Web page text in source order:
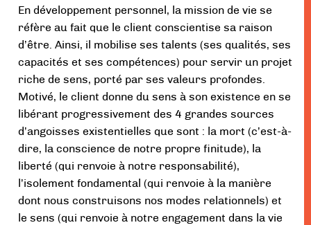
En développement personnel, la mission de vie se
réfère au fait que le client conscientise sa raison
d’être. Ainsi, il mobilise ses talents (ses qualités, ses
capacités et ses compétences) pour servir un projet
riche de sens, porté par ses valeurs profondes.
Motivé, le client donne du sens à son existence en se
libérant progressivement des 4 grandes sources
d’angoisses existentielles que sont : la mort (c’est-à-
dire, la conscience de notre propre finitude), la
liberté (qui renvoie à notre responsabilité),
l’isolement fondamental (qui renvoie à la manière
dont nous construisons nos modes relationnels) et
le sens (qui renvoie à notre engagement dans la vie